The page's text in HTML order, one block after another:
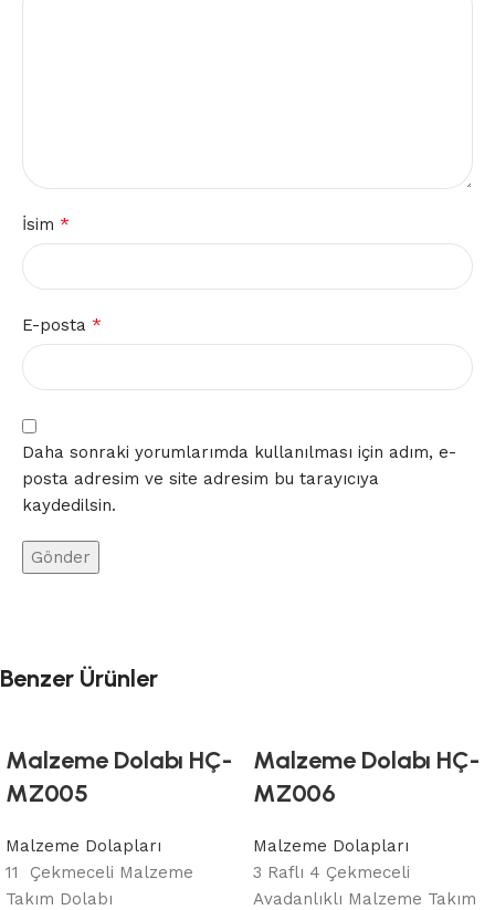
İsim *
E-posta *
Daha sonraki yorumlarımda kullanılması için adım, e-
posta adresim ve site adresim bu tarayıcıya
kaydedilsin.
Benzer Ürünler
Malzeme Dolabı HÇ-
MZ005
Malzeme Dolapları
11 Çekmeceli Malzeme
Takım Dolabı
Malzeme Dolabı HÇ-
MZ006
Malzeme Dolapları
3 Raflı 4 Çekmeceli
Avadanlıklı Malzeme Takım